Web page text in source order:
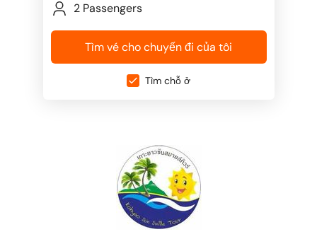
2 Passengers
Tìm vé cho chuyến đi của tôi
Tìm chỗ ở